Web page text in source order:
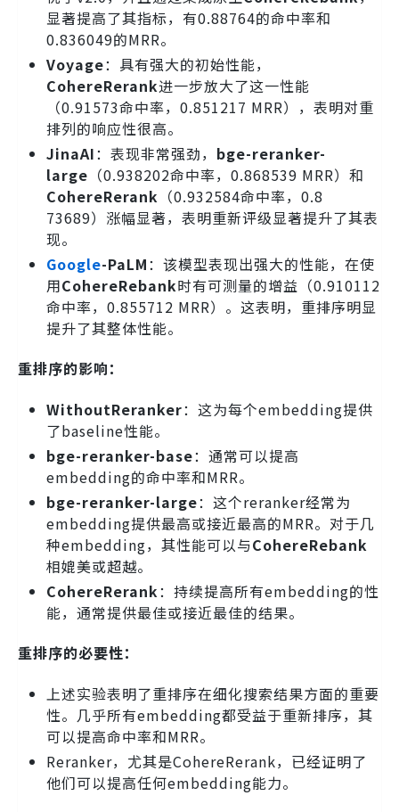
显著提高了其指标，有0.88764的命中率和
0.836049的MRR。
Voyage：具有强大的初始性能，
CohereRerank进一步放大了这一性能
（0.91573命中率，0.851217 MRR），表明对重
排列的响应性很高。
JinaAI：表现非常强劲， bge-reranker-
large （0.938202命中率，0.868539 MRR）和
CohereRerank （0.932584命中率，0.8
73689）涨幅显著，表明重新评级显著提升了其表
现。
Google-PaLM：该模型表现出强大的性能，在使
用CohereRebank时有可测量的增益（0.910112
命中率，0.855712 MRR）。这表明，重排序明显
提升了其整体性能。
重排序的影响：
WithoutReranker：这为每个embedding提供
了baseline性能。
bge-reranker-base：通常可以提高
embedding的命中率和MRR。
bge-reranker-large：这个reranker经常为
embedding提供最高或接近最高的MRR。对于几
种embedding，其性能可以与CohereRebank
相媲美或超越。
CohereRerank：持续提高所有embedding的性
能，通常提供最佳或接近最佳的结果。
重排序的必要性：
上述实验表明了重排序在细化搜索结果方面的重要
性。几乎所有embedding都受益于重新排序，其
可以提高命中率和MRR。
Reranker，尤其是CohereRerank，已经证明了
他们可以提高任何embedding能力。